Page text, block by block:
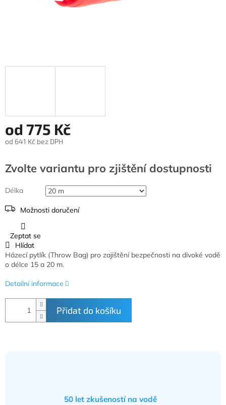
od 775 Kč
od 641 Kč bez DPH
cena:
Zvolte variantu
Délka
Možnosti doručení
Přidat do košíku
Házecí pytlík (Throw Bag) pro zajištění bezpečnosti na divoké vodě
o délce 15 a 20 m.
Detailní informace
Zeptat se
Hlídat
50 let zkušeností na vodě